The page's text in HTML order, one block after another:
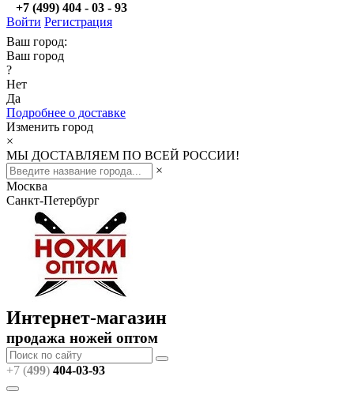
+7 (499) 404 - 03 - 93
Войти Регистрация
Ваш город:
Ваш город
?
Нет
Да
Подробнее о доставке
Изменить город
×
МЫ ДОСТАВЛЯЕМ ПО ВСЕЙ РОССИИ!
×
Москва
Санкт-Петербург
Интернет-магазин
продажа ножей оптом
+7 (499) 404-03-93